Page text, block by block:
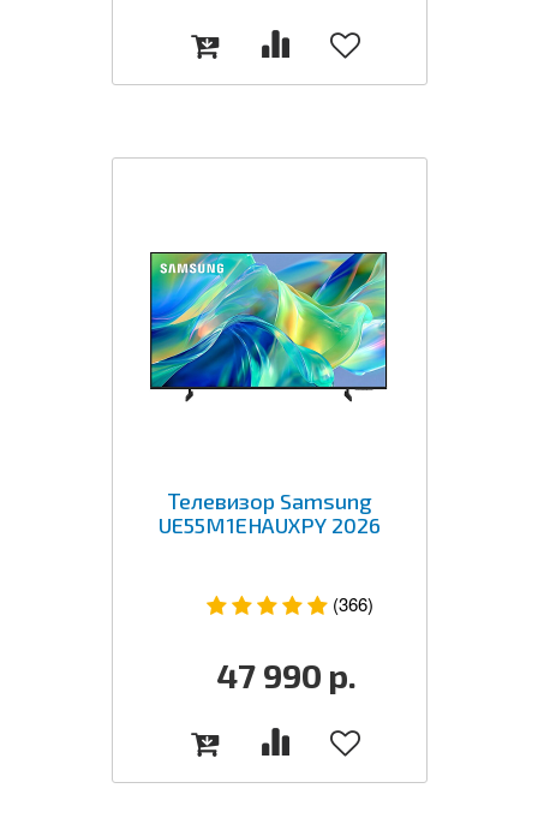
Телевизор Samsung
UE55M1EHAUXPY 2026
(366)
47 990 р.